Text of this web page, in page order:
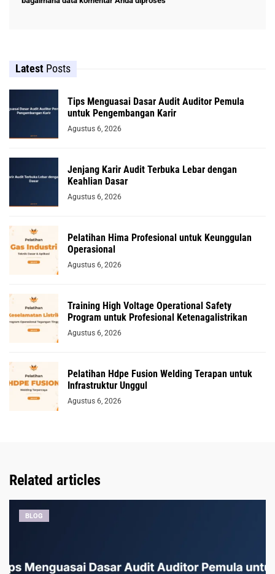
Latest Posts
Tips Menguasai Dasar Audit Auditor Pemula
untuk Pengembangan Karir
Agustus 6, 2026
Jenjang Karir Audit Terbuka Lebar dengan
Keahlian Dasar
Agustus 6, 2026
Pelatihan Hima Profesional untuk Keunggulan
Operasional
Agustus 6, 2026
Training High Voltage Operational Safety
Program untuk Profesional Ketenagalistrikan
Agustus 6, 2026
Pelatihan Hdpe Fusion Welding Terapan untuk
Infrastruktur Unggul
Agustus 6, 2026
Related articles
BLOG